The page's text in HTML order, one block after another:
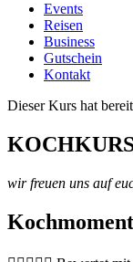
Events
Reisen
Business
Gutschein
Kontakt
Dieser Kurs hat
wir freuen uns auf